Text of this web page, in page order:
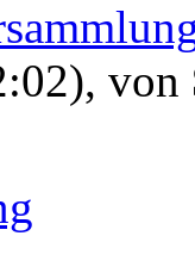
, von